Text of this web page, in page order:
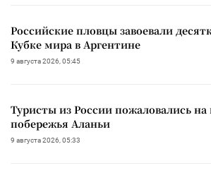
Российские пловцы завоевали
Кубке мира в Аргентине
9 августа 2026, 05:45
Туристы из России пожаловались
побережья Аланьи
9 августа 2026, 05:33